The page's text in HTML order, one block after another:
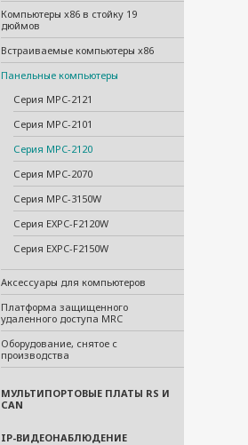
Компьютеры x86 в стойку 19
дюймов
Встраиваемые компьютеры x86
Панельные компьютеры
Серия MPC-2121
Серия MPC-2101
Серия MPC-2120
Серия MPC-2070
Серия MPC-3150W
Серия EXPC-F2120W
Серия EXPC-F2150W
Аксессуары для компьютеров
Платформа защищенного
удаленного доступа MRC
Оборудование, снятое с
производства
МУЛЬТИПОРТОВЫЕ ПЛАТЫ RS И
CAN
IP-ВИДЕОНАБЛЮДЕНИЕ